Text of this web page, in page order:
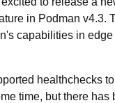
in Podman v4.3.
capabilities in
healthchecks
time, but there has